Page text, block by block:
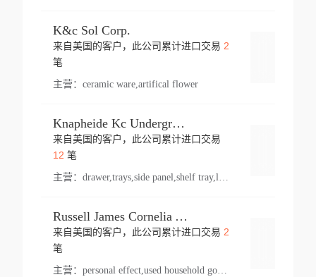
K&c Sol Corp.
来自美国的客户，此公司累计进口交易 2
笔
主营： ceramic ware,artifical flower
Knapheide Kc Underground
来自美国的客户，此公司累计进口交易
12 笔
主营：
Russell James Cornelia Arlington Va
来自美国的客户，此公司累计进口交易 2
笔
主营： personal effect,used household goods